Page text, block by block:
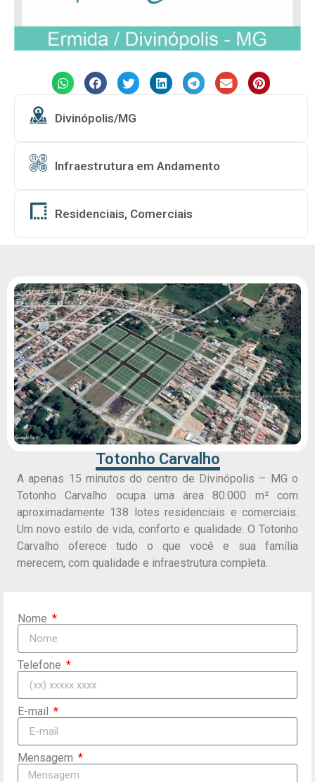
Divinópolis/MG
Infraestrutura em Andamento
Residenciais, Comerciais
Totonho Carvalho
A apenas 15 minutos do centro de Divinópolis – MG o
Totonho Carvalho ocupa uma área 80.000 m² com
aproximadamente 138 lotes residenciais e comerciais.
Um novo estilo de vida, conforto e qualidade. O Totonho
Carvalho oferece tudo o que você e sua família
merecem, com qualidade e infraestrutura completa.
Nome
Telefone
E-mail
Mensagem